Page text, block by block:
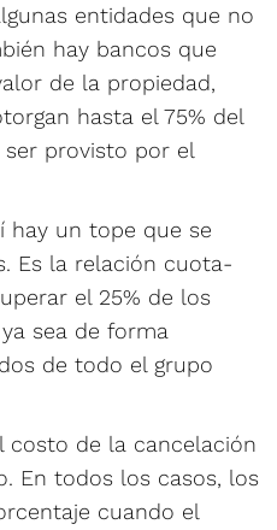
entidades que no
hay bancos que
de la propiedad,
hasta el 75% del
provisto por el
hay un tope que se
Es la relación cuota-
el 25% de los
sea de forma
de todo el grupo
costo de la cancelación
En todos los casos, los
cuando el